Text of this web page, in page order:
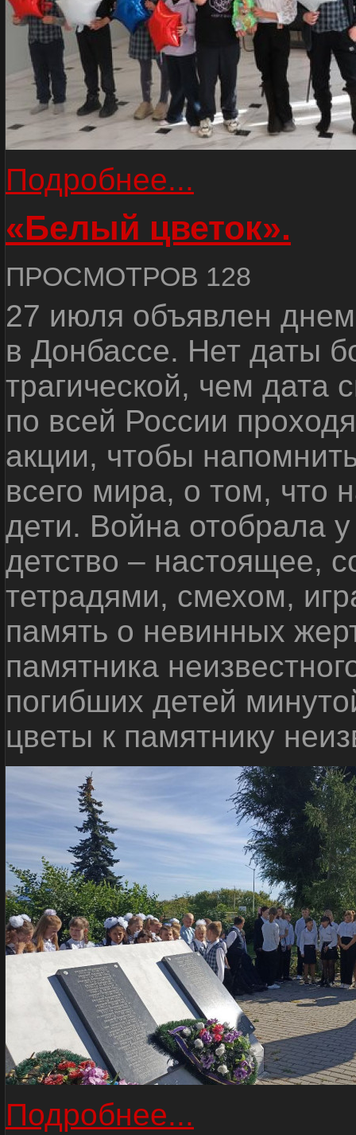
Подробнее...
«Белый цветок».
ПРОСМОТРОВ 128
27 июля объявлен
в Донбассе. Нет даты
трагической, чем дата
по всей России
акции, чтобы
всего мира, о том, что
дети. Война отобрала
детство – настоящее,
тетрадями, смехом,
память о невинных
памятника
погибших детей
цветы к памятнику
Подробнее...